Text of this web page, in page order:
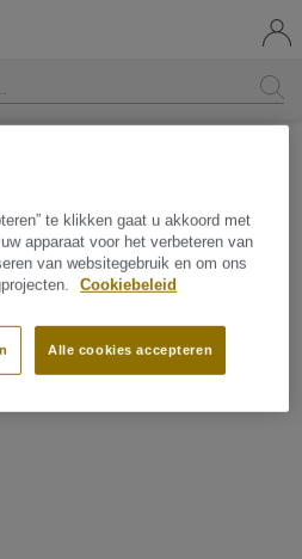
te klikken gaat u akkoord met
apparaat voor het verbeteren van
van websitegebruik en om ons
Cookiebeleid
Alle cookies accepteren